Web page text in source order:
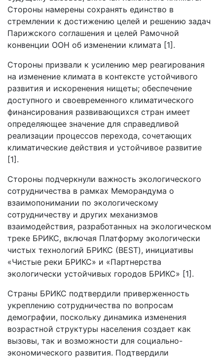
Стороны намерены сохранять единство в
стремлении к достижению целей и решению задач
Парижского соглашения и целей Рамочной
конвенции ООН об изменении климата [1].
Стороны призвали к усилению мер реагирования
на изменение климата в контексте устойчивого
развития и искоренения нищеты; обеспечение
доступного и своевременного климатического
финансирования развивающихся стран имеет
определяющее значение для справедливой
реализации процессов перехода, сочетающих
климатические действия и устойчивое развитие
[1].
Стороны подчеркнули важность экологического
сотрудничества в рамках Меморандума о
взаимопонимании по экологическому
сотрудничеству и других механизмов
взаимодействия, разработанных на экологическом
треке БРИКС, включая Платформу экологически
чистых технологий БРИКС (BEST), инициативы
«Чистые реки БРИКС» и «Партнерства
экологически устойчивых городов БРИКС» [1].
Страны БРИКС подтвердили приверженность
укреплению сотрудничества по вопросам
демографии, поскольку динамика изменения
возрастной структуры населения создает как
вызовы, так и возможности для социально-
экономического развития. Подтвердили